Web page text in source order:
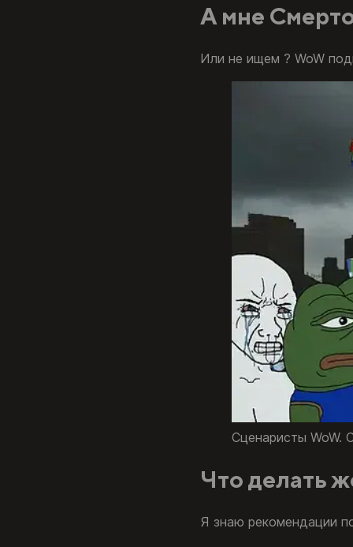
А мне
Или не ищем ? WoW
Сценаристы WoW.
Что делать
Я знаю рекомендации